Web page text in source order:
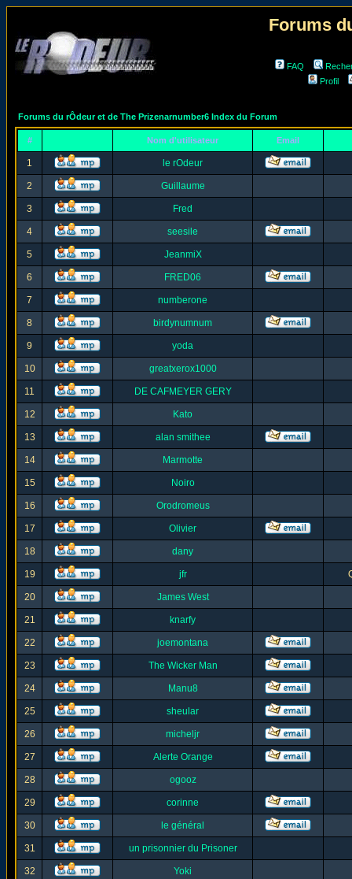
Forums
FAQ
Profil
Forums du rÔdeur et de The Prizenarnumber6 Index du Forum
# Nom d'utilisateur Email
1 le rOdeur
2 Guillaume
3 Fred
4 seesile
5 JeanmiX
6 FRED06
7 numberone
8 birdynumnum
9 yoda
10 greatxerox1000
11 DE CAFMEYER GERY
12 Kato
13 alan smithee
14 Marmotte
15 Noiro
16 Orodromeus
17 Olivier
18 dany
19 jfr
20 James West
21 knarfy
22 joemontana
23 The Wicker Man
24 Manu8
25 sheular
26 micheljr
27 Alerte Orange
28 ogooz
29 corinne
30 le général
31 un prisonnier du Prisoner
32 Yoki